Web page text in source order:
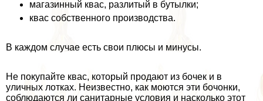
магазинный квас, разлитый в бутылки;
квас собственного производства.
В каждом случае есть свои плюсы и минусы.
Не покупайте квас, который продают из бочек и в
уличных лотках. Неизвестно, как моются эти бочонки,
соблюдаются ли санитарные условия и насколько этот